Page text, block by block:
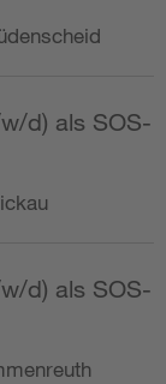
d) als SOS-
d) als SOS-